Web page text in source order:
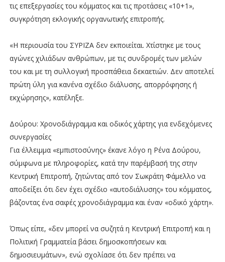
τις επεξεργασίες του κόμματος και τις προτάσεις «10+1»,
συγκρότηση εκλογικής οργανωτικής επιτροπής.
«Η περιουσία του ΣΥΡΙΖΑ δεν εκποιείται. Χτίστηκε με τους
αγώνες χιλιάδων ανθρώπων, με τις συνδρομές των μελών
του και με τη συλλογική προσπάθεια δεκαετιών. Δεν αποτελεί
πρώτη ύλη για κανένα σχέδιο διάλυσης, απορρόφησης ή
εκχώρησης», κατέληξε.
Δούρου: Χρονοδιάγραμμα και οδικός χάρτης για ενδεχόμενες
συνεργασίες
Για έλλειμμα «εμπιστοσύνης» έκανε λόγο η Ρένα Δούρου,
σύμφωνα με πληροφορίες, κατά την παρέμβασή της στην
Κεντρική Επιτροπή, ζητώντας από τον Σωκράτη Φάμελλο να
αποδείξει ότι δεν έχει σχέδιο «αυτοδιάλυσης» του κόμματος,
βάζοντας ένα σαφές χρονοδιάγραμμα και έναν «οδικό χάρτη».
Όπως είπε, «δεν μπορεί να συζητά η Κεντρική Επιτροπή και η
Πολιτική Γραμματεία βάσει δημοσκοπήσεων και
δημοσιευμάτων», ενώ σχολίασε ότι δεν πρέπει να